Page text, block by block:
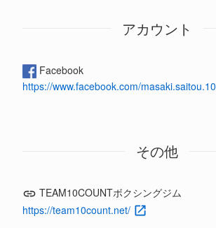
アカウント
Facebook
https://www.facebook.com/masaki.saitou.10
その他
TEAM10COUNTボクシングジム
https://team10count.net/